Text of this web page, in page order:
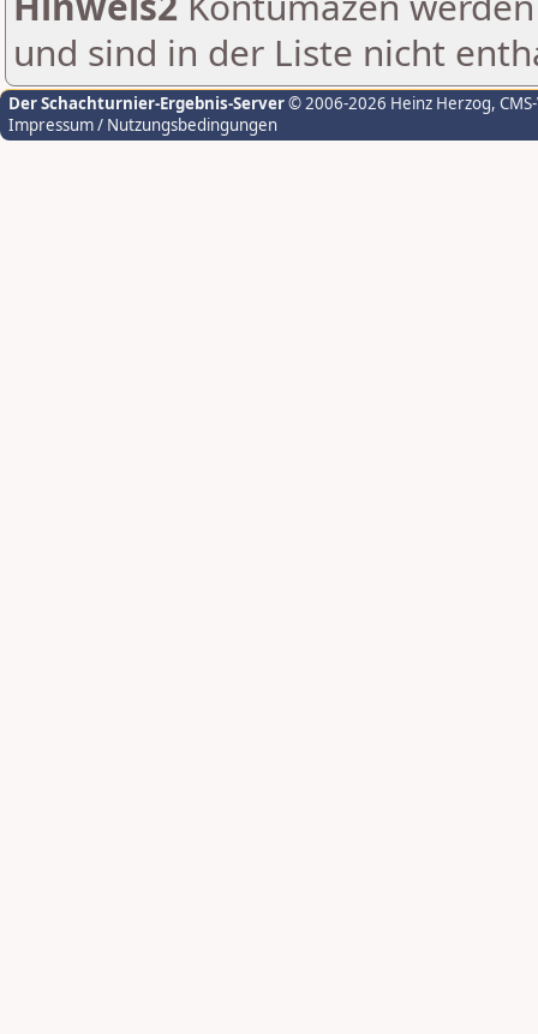
und sind in der Liste nicht
Der Schachturnier-Ergebnis-Server© 2006-2026 Heinz Herzog,
Impressum / Nutzungsbedingungen